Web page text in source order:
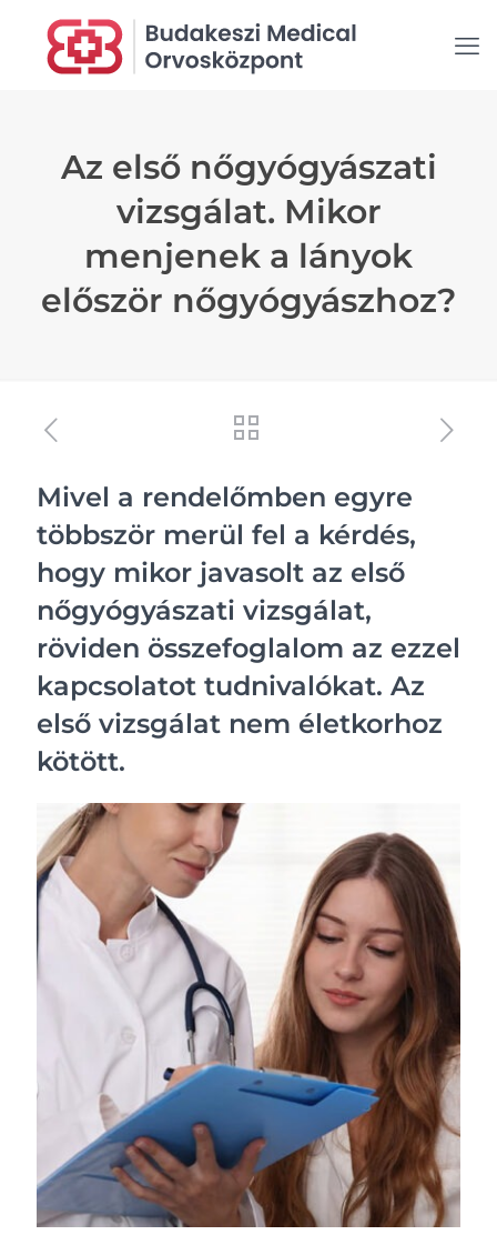
Az első nőgyógyászati
vizsgálat. Mikor
menjenek a lányok
először nőgyógyászhoz?
Mivel a rendelőmben egyre
többször merül fel a kérdés,
hogy mikor javasolt az első
nőgyógyászati vizsgálat,
röviden összefoglalom az ezzel
kapcsolatot tudnivalókat. Az
első vizsgálat nem életkorhoz
kötött.